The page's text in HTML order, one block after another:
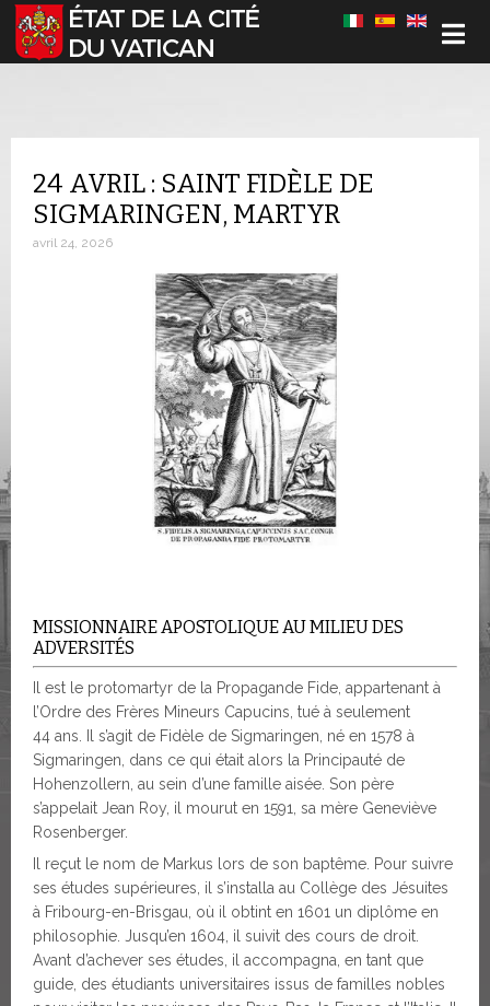
Sélectionnez votre langue
24 AVRIL : SAINT FIDÈLE DE
SIGMARINGEN, MARTYR
avril 24, 2026
MISSIONNAIRE APOSTOLIQUE AU MILIEU DES
ADVERSITÉS
Il est le protomartyr de la Propagande Fide, appartenant à
l’Ordre des Frères Mineurs Capucins, tué à seulement
44 ans. Il s’agit de Fidèle de Sigmaringen, né en 1578 à
Sigmaringen, dans ce qui était alors la Principauté de
Hohenzollern, au sein d’une famille aisée. Son père
s’appelait Jean Roy, il mourut en 1591, sa mère Geneviève
Rosenberger.
Il reçut le nom de Markus lors de son baptême. Pour suivre
ses études supérieures, il s’installa au Collège des Jésuites
à Fribourg-en-Brisgau, où il obtint en 1601 un diplôme en
philosophie. Jusqu’en 1604, il suivit des cours de droit.
Avant d’achever ses études, il accompagna, en tant que
guide, des étudiants universitaires issus de familles nobles